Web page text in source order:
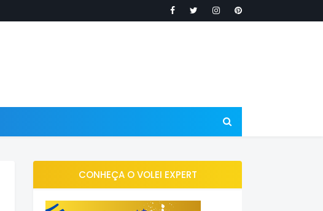
CONHEÇA O VOLEI EXPERT